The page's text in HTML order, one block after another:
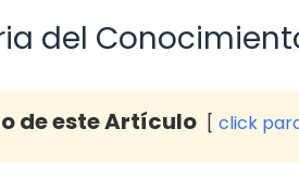
del
de este Artículo click